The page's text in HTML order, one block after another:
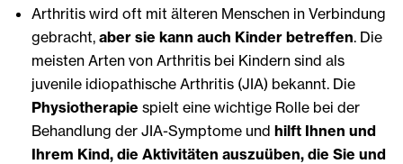
Arthritis wird oft mit älteren Menschen in Verbindung
gebracht, aber sie kann auch Kinder betreffen. Die
meisten Arten von Arthritis bei Kindern sind als
juvenile idiopathische Arthritis (JIA) bekannt. Die
Physiotherapie spielt eine wichtige Rolle bei der
Behandlung der JIA-Symptome und hilft Ihnen und
Ihrem Kind, die Aktivitäten auszuüben, die Sie und